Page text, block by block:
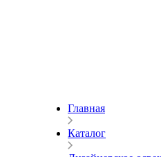
Главная
Каталог